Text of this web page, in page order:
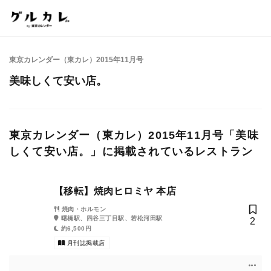
東京カレンダー（東カレ）2015年11月号
美味しくて安い店。
東京カレンダー（東カレ）2015年11月号「美味
しくて安い店。」に掲載されているレストラン
【移転】焼肉ヒロミヤ 本店
焼肉・ホルモン
曙橋駅、四谷三丁目駅、若松河田駅
約6,500円
月刊誌掲載店
2